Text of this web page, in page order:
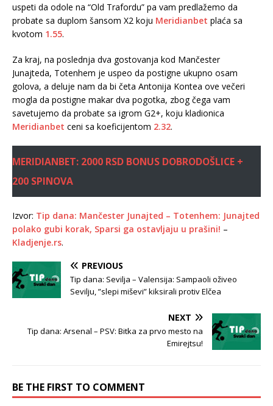
uspeti da odole na “Old Trafordu” pa vam predlažemo da
probate sa duplom šansom X2 koju Meridianbet plaća sa
kvotom 1.55.
Za kraj, na poslednja dva gostovanja kod Mančester
Junajteda, Totenhem je uspeo da postigne ukupno osam
golova, a deluje nam da bi četa Antonija Kontea ove večeri
mogla da postigne makar dva pogotka, zbog čega vam
savetujemo da probate sa igrom G2+, koju kladionica
Meridianbet ceni sa koeficijentom 2.32.
MERIDIANBET: 2000 RSD BONUS DOBRODOŠLICE +
200 SPINOVA
Izvor: Tip dana: Mančester Junajted – Totenhem: Junajted
polako gubi korak, Sparsi ga ostavljaju u prašini! –
Kladjenje.rs.
PREVIOUS
Tip dana: Sevilja – Valensija: Sampaoli oživeo
Sevilju, ”slepi miševi” kiksirali protiv Elčea
NEXT
Tip dana: Arsenal – PSV: Bitka za prvo mesto na
Emirejtsu!
BE THE FIRST TO COMMENT